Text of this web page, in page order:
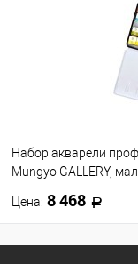
Набор акварели
Mungyo GALLERY,
Цена: 8 468